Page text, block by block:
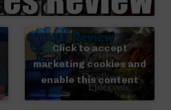
Click to accept
marketing cookies and
enable this content